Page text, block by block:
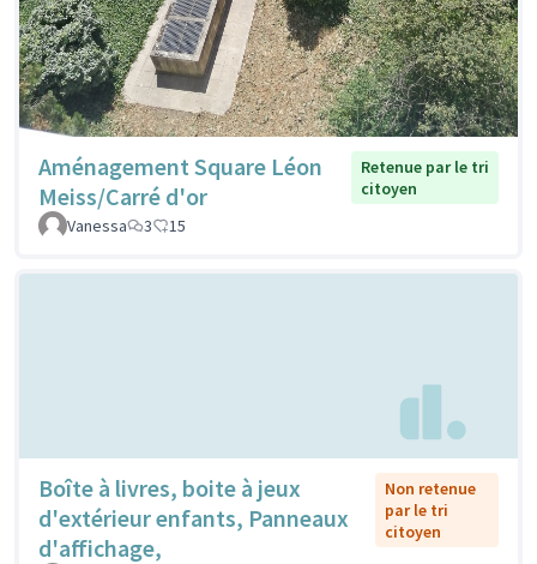
Aménagement Square Léon
Meiss/Carré d'or
Retenue par le tri
citoyen
Vanessa
3 15
Boîte à livres, boite à jeux
d'extérieur enfants, Panneaux
d'affichage,
Non retenue
par le tri
citoyen